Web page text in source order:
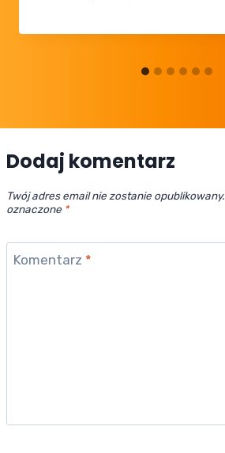
Dodaj komentarz
Twój adres email nie zostanie opublikowany.
oznaczone *
Komentarz *